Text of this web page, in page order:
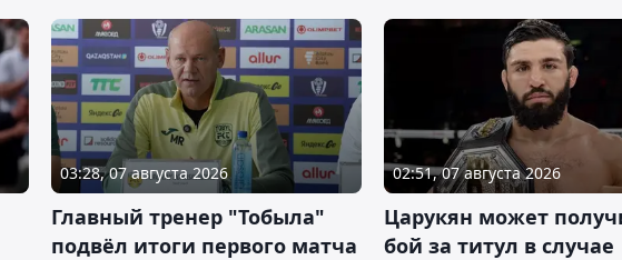
03:28, 07 августа 2026
Главный тренер "Тобыла"
подвёл итоги первого матча
02:51, 07 августа 2026
Царукян может
бой за титул в случае